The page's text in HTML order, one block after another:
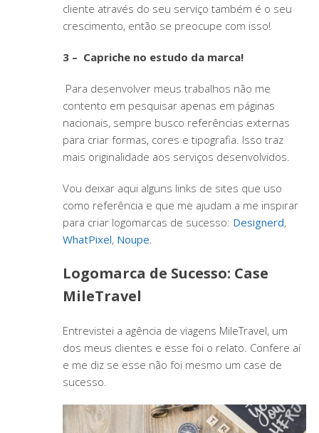
cliente através do seu serviço também é o seu
crescimento, então se preocupe com isso!
3 – Capriche no estudo da marca!
Para desenvolver meus trabalhos não me
contento em pesquisar apenas em páginas
nacionais, sempre busco referências externas
para criar formas, cores e tipografia. Isso traz
mais originalidade aos serviços desenvolvidos.
Vou deixar aqui alguns links de sites que uso
como referência e que me ajudam a me inspirar
para criar logomarcas de sucesso: Designerd,
WhatPixel, Noupe.
Logomarca de Sucesso: Case
MileTravel
Entrevistei a agência de viagens MileTravel, um
dos meus clientes e esse foi o relato. Confere aí
e me diz se esse não foi mesmo um case de
sucesso.